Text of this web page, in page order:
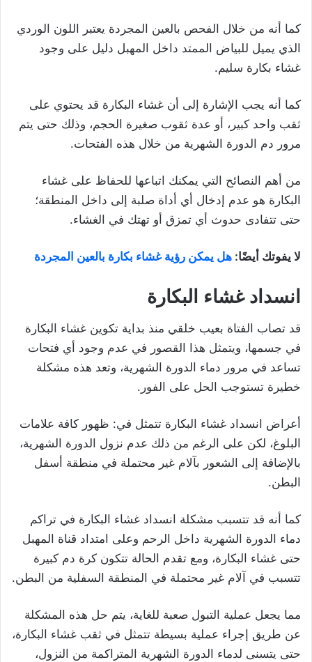
كما أنه من خلال الفحص بالعين المجردة يعتبر اللون الوردي
الذي يميل للبياض الممتد داخل المهبل دليل على وجود
غشاء بكارة سليم.
كما أنه يجب الإشارة إلى أن غشاء البكارة قد يحتوي على
ثقب واحد كبير، أو عدة ثقوب صغيرة الحجم، وذلك حتى يتم
مرور دم الدورة الشهرية من خلال هذه الفتحات.
من أهم النصائح التي يمكنك اتباعها للحفاظ على غشاء
البكارة هو عدم إدخال أي أداة صلبة إلى داخل المنطقة؛
حتى تتفادى حدوث أي تمزق أو تهتك في الغشاء.
لا يفوتك أيضًا: هل يمكن رؤية غشاء بكارة بالعين المجردة
انسداد غشاء البكارة
قد تصاب الفتاة بعيب خلقي منذ بداية تكوين غشاء البكارة
في جسمها، ويتمثل هذا القصور في عدم وجود أي فتحات
تساعد في مرور دماء الدورة الشهرية، وتعد هذه مشكلة
خطيرة تستوجب الحل على الفور.
أعراض انسداد غشاء البكارة تتمثل في: ظهور كافة علامات
البلوغ، لكن على الرغم من ذلك عدم نزول الدورة الشهرية،
بالإضافة إلى الشعور بآلام غير محتملة في منطقة أسفل
البطن.
كما أنه قد تتسبب مشكلة انسداد غشاء البكارة في تراكم
دماء الدورة الشهرية داخل الرحم وعلى امتداد قناة المهبل
حتى غشاء البكارة، ومع تقدم الحالة تتكون كرة دم كبيرة
تتسبب في آلام غير محتملة في المنطقة السفلية من البطن.
مما يجعل عملية التبول صعبة للغاية، يتم حل هذه المشكلة
عن طريق إجراء عملية بسيطة تتمثل في ثقب غشاء البكارة،
حتى يتسنى لدماء الدورة الشهرية المتراكمة من النزول،